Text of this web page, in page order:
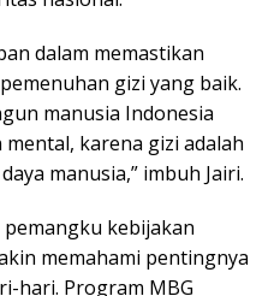
dalam memastikan
gizi yang baik.
manusia Indonesia
karena gizi adalah
manusia,” imbuh Jairi.
kebijakan
memahami pentingnya
hari. Program MBG